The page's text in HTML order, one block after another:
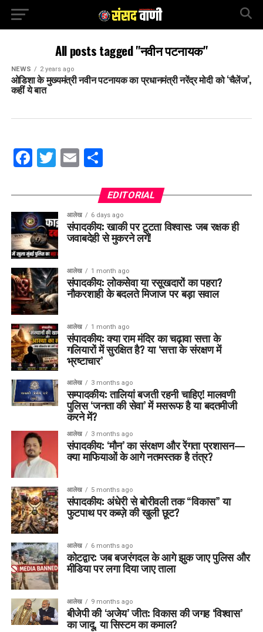
All posts tagged "नवीन पटनायक"
NEWS 2 years ago
ओडिशा के मुख्यमंत्री नवीन पटनायक का प्रधानमंत्री नरेंद्र मोदी को ‘चैलेंज’,
कहीं ये बात
Facebook
Twitter
EmailShare
EDITORIAL
आलेख 6 days ago
संपादकीय: खाकी पर टूटता विश्वास: जब रक्षक ही
जवाबदेही से मुकरने लगें!
आलेख 1 month ago
संपादकीय: लोकसेवा या रसूखदारों का पहरा?
नौकरशाही के बदलते मिजाज पर बड़ा सवाल
आलेख 1 month ago
संपादकीय: क्या राम मंदिर का चढ़ावा सत्ता के
गलियारों में सुरक्षित है? या ‘सत्ता के संरक्षण में
भ्रष्टाचार’
आलेख 3 months ago
सम्पादकीय: तालियां बजती रहनी चाहिए! मालवणी
पुलिस ‘जनता की सेवा’ में मसरूफ है या बदतमीजी
करने में?
आलेख 3 months ago
संपादकीय: ‘मौन’ का संरक्षण और रेंगता प्रशासन—
क्या माफियाओं के आगे नतमस्तक है तंत्र?
आलेख 5 months ago
संपादकीय: अंधेरी से बोरीवली तक “विकास” या
फुटपाथ पर कब्ज़े की खुली छूट?
आलेख 6 months ago
कोटद्वार: जब बजरंगदल के आगे झुक जाए पुलिस और
मीडिया पर लगा दिया जाए ताला
आलेख 9 months ago
बीजेपी की ‘अजेय’ जीत: विकास की जगह ‘विश्वास’
का जादू, या सिस्टम का कमाल?